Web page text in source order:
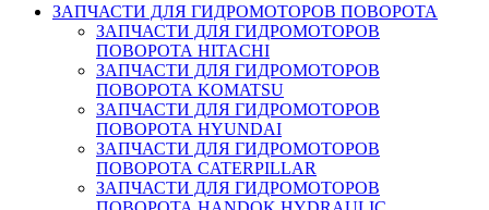
ЗАПЧАСТИ ДЛЯ ГИДРОМОТОРОВ ПОВОРОТА
ЗАПЧАСТИ ДЛЯ ГИДРОМОТОРОВ
ПОВОРОТА HITACHI
ЗАПЧАСТИ ДЛЯ ГИДРОМОТОРОВ
ПОВОРОТА KOMATSU
ЗАПЧАСТИ ДЛЯ ГИДРОМОТОРОВ
ПОВОРОТА HYUNDAI
ЗАПЧАСТИ ДЛЯ ГИДРОМОТОРОВ
ПОВОРОТА CATERPILLAR
ЗАПЧАСТИ ДЛЯ ГИДРОМОТОРОВ